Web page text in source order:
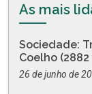
As mais
Sociedade:
Coelho (2882
26 de junho de